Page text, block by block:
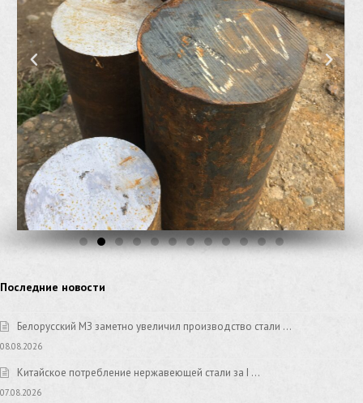
Последние новости
Белорусский МЗ заметно увеличил производство стали …
08.08.2026
Китайское потребление нержавеющей стали за I …
07.08.2026